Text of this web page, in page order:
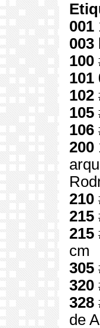
001
003
100
101
102
105
106
200
210
215
215
cm
305
320
328
de